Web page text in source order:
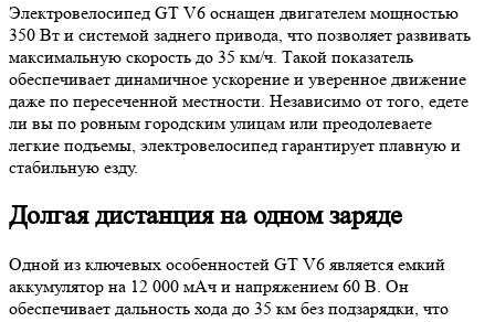
Электровелосипед GT V6 оснащен двигателем мощностью
350 Вт и системой заднего привода, что позволяет развивать
максимальную скорость до 35 км/ч. Такой показатель
обеспечивает динамичное ускорение и уверенное движение
даже по пересеченной местности. Независимо от того, едете
ли вы по ровным городским улицам или преодолеваете
легкие подъемы, электровелосипед гарантирует плавную и
стабильную езду.
Долгая дистанция на одном заряде
Одной из ключевых особенностей GT V6 является емкий
аккумулятор на 12 000 мАч и напряжением 60 В. Он
обеспечивает дальность хода до 35 км без подзарядки, что